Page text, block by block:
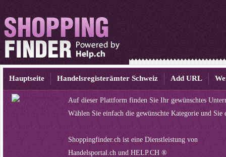
Hauptseite Handelsregisterämter Schweiz Add URL
Auf dieser Plattform finden Sie Ihr gewünschtes
Wählen Sie einfach die gewünschte Kategorie und
Shoppingfinder.ch ist eine Dienstleistung von
Handelsportal.ch und HELP.CH ®